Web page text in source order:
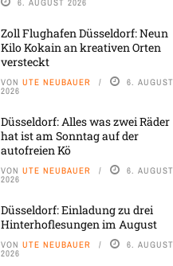
6. AUGUST 2026
Zoll Flughafen Düsseldorf: Neun
Kilo Kokain an kreativen Orten
versteckt
VON UTE NEUBAUER 6. AUGUST
2026
Düsseldorf: Alles was zwei Räder
hat ist am Sonntag auf der
autofreien Kö
VON UTE NEUBAUER 6. AUGUST
2026
Düsseldorf: Einladung zu drei
Hinterhoflesungen im August
VON UTE NEUBAUER 6. AUGUST
2026